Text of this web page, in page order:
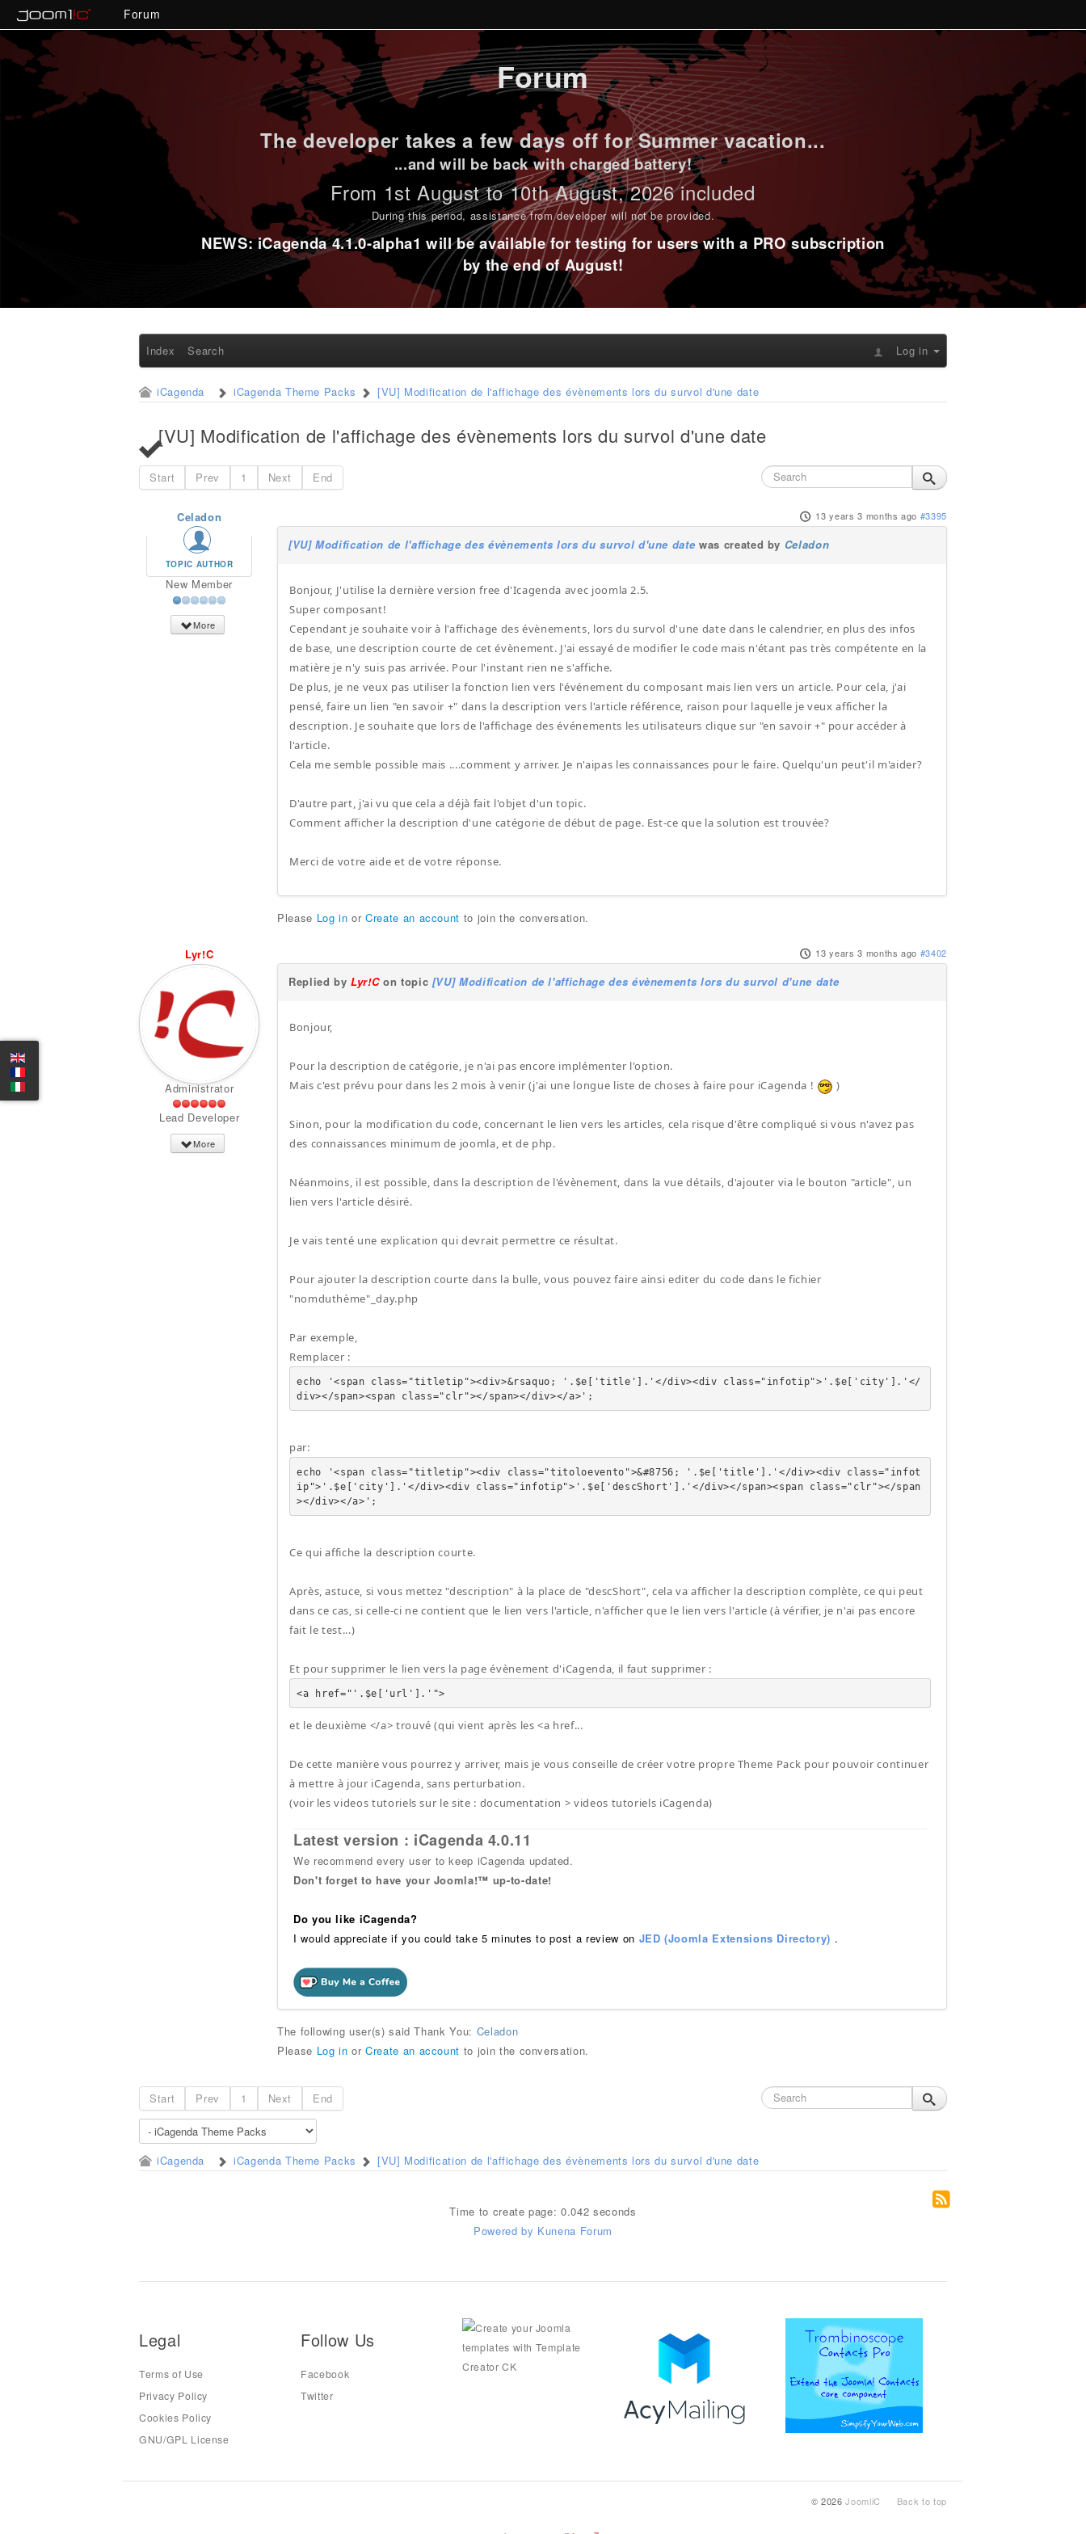
Forum
Forum
The developer takes a few days off for Summer vacation...
...and will be back with charged battery!
From 1st August to 10th August, 2026 included
During this period, assistance from developer will not be provided.
NEWS: iCagenda 4.1.0-alpha1 will be available for testing for users with a PRO subscription
by the end of August!
Index Search Log in
iCagenda iCagenda Theme Packs [VU] Modification de l'affichage des évènements lors du survol d'une date
[VU] Modification de l'affichage des évènements lors du survol d'une date
Start Prev 1 Next End
Celadon
TOPIC AUTHOR
New Member
More
13 years 3 months ago #3395
[VU] Modification de l'affichage des évènements lors du survol d'une date was created by Celadon
Bonjour, J'utilise la dernière version free d'Icagenda avec joomla 2.5.
Super composant!
Cependant je souhaite voir à l'affichage des évènements, lors du survol d'une date dans le calendrier, en plus des infos
de base, une description courte de cet évènement. J'ai essayé de modifier le code mais n'étant pas très compétente en la
matière je n'y suis pas arrivée. Pour l'instant rien ne s'affiche.
De plus, je ne veux pas utiliser la fonction lien vers l'événement du composant mais lien vers un article. Pour cela, j'ai
pensé, faire un lien "en savoir +" dans la description vers l'article référence, raison pour laquelle je veux afficher la
description. Je souhaite que lors de l'affichage des événements les utilisateurs clique sur "en savoir +" pour accéder à
l'article.
Cela me semble possible mais ....comment y arriver. Je n'aipas les connaissances pour le faire. Quelqu'un peut'il m'aider?
D'autre part, j'ai vu que cela a déjà fait l'objet d'un topic.
Comment afficher la description d'une catégorie de début de page. Est-ce que la solution est trouvée?
Merci de votre aide et de votre réponse.
Please Log in orCreate an account to join the conversation.
Lyr!C
Administrator
Lead Developer
More
13 years 3 months ago #3402
Replied byLyr!Con topic [VU] Modification de l'affichage des évènements lors du survol d'une date
Bonjour,
Pour la description de catégorie, je n'ai pas encore implémenter l'option.
Mais c'est prévu pour dans les 2 mois à venir (j'ai une longue liste de choses à faire pour iCagenda !
)
Sinon, pour la modification du code, concernant le lien vers les articles, cela risque d'être compliqué si vous n'avez pas
des connaissances minimum de joomla, et de php.
Néanmoins, il est possible, dans la description de l'évènement, dans la vue détails, d'ajouter via le bouton "article", un
lien vers l'article désiré.
Je vais tenté une explication qui devrait permettre ce résultat.
Pour ajouter la description courte dans la bulle, vous pouvez faire ainsi editer du code dans le fichier
"nomduthème"_day.php
Par exemple,
Remplacer :
echo '<span class="titletip"><div>&rsaquo; '.$e['title'].'</div><div class="infotip">'.$e['city'].'</
div></span><span class="clr"></span></div></a>';
par:
echo '<span class="titletip"><div class="titoloevento">&#8756; '.$e['title'].'</div><div class="infot
ip">'.$e['city'].'</div><div class="infotip">'.$e['descShort'].'</div></span><span class="clr"></span
></div></a>';
Ce qui affiche la description courte.
Après, astuce, si vous mettez "description" à la place de "descShort", cela va afficher la description complète, ce qui peut
dans ce cas, si celle-ci ne contient que le lien vers l'article, n'afficher que le lien vers l'article (à vérifier, je n'ai pas encore
fait le test...)
Et pour supprimer le lien vers la page évènement d'iCagenda, il faut supprimer :
<a href="'.$e['url'].'">
et le deuxième </a> trouvé (qui vient après les <a href...
De cette manière vous pourrez y arriver, mais je vous conseille de créer votre propre Theme Pack pour pouvoir continuer
à mettre à jour iCagenda, sans perturbation.
(voir les videos tutoriels sur le site : documentation > videos tutoriels iCagenda)
Latest version : iCagenda 4.0.11
We recommend every user to keep iCagenda updated.
Don't forget to have your Joomla!™ up-to-date!
Do you like iCagenda?
I would appreciate if you could take 5 minutes to post a review on JED (Joomla Extensions Directory) .
The following user(s) said Thank You: Celadon
Please Log in orCreate an account to join the conversation.
Start Prev 1 Next End
iCagenda iCagenda Theme Packs [VU] Modification de l'affichage des évènements lors du survol d'une date
Time to create page: 0.042 seconds
Powered by Kunena Forum
Legal
Terms of Use
Privacy Policy
Cookies Policy
GNU/GPL License
Follow Us
Facebook
Twitter
Back to top
© 2026JoomliC